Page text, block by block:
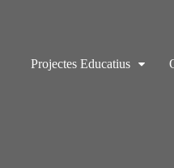
Projectes Educatius